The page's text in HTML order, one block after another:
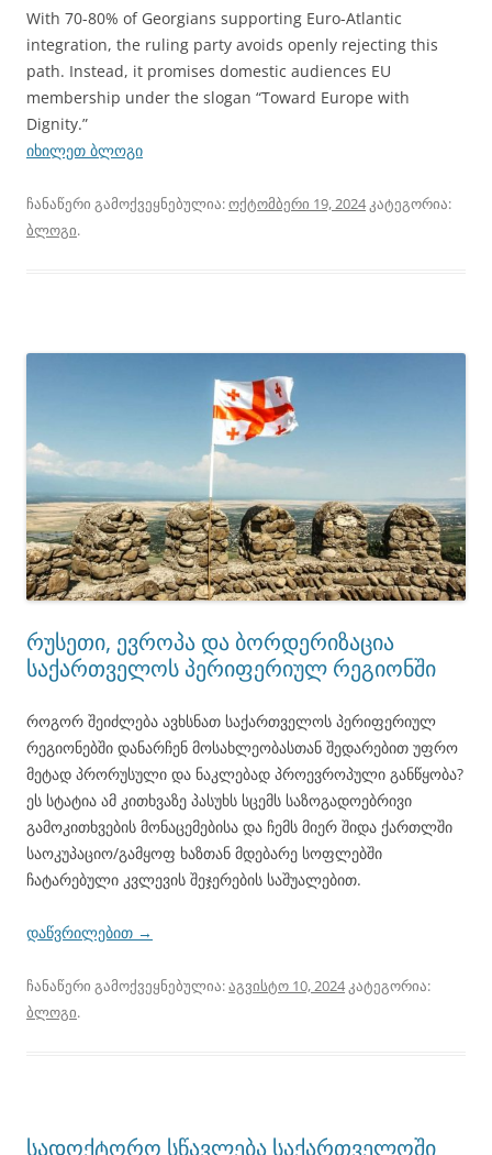
With 70-80% of Georgians supporting Euro-Atlantic
integration, the ruling party avoids openly rejecting this
path. Instead, it promises domestic audiences EU
membership under the slogan “Toward Europe with
Dignity.”
იხილეთ ბლოგი
ჩანაწერი გამოქვეყნებულია:ოქტომბერი 19, 2024კატეგორია:
ბლოგი.
რუსეთი, ევროპა და ბორდერიზაცია
საქართველოს პერიფერიულ რეგიონში
როგორ შეიძლება ავხსნათ საქართველოს პერიფერიულ
რეგიონებში დანარჩენ მოსახლეობასთან შედარებით უფრო
მეტად პრორუსული და ნაკლებად პროევროპული განწყობა?
ეს სტატია ამ კითხვაზე პასუხს სცემს საზოგადოებრივი
გამოკითხვების მონაცემებისა და ჩემს მიერ შიდა ქართლში
საოკუპაციო/გამყოფ ხაზთან მდებარე სოფლებში
ჩატარებული კვლევის შეჯერების საშუალებით.
დაწვრილებით →
ჩანაწერი გამოქვეყნებულია:აგვისტო 10, 2024კატეგორია:
ბლოგი.
სადოქტორო სწავლება საქართველოში